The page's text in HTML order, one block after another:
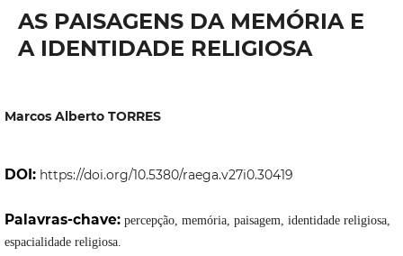
AS PAISAGENS DA MEMÓRIA E
A IDENTIDADE RELIGIOSA
Marcos Alberto TORRES
DOI: https://doi.org/10.5380/raega.v27i0.30419
Palavras-chave: percepção, memória, paisagem, identidade religiosa,
espacialidade religiosa.